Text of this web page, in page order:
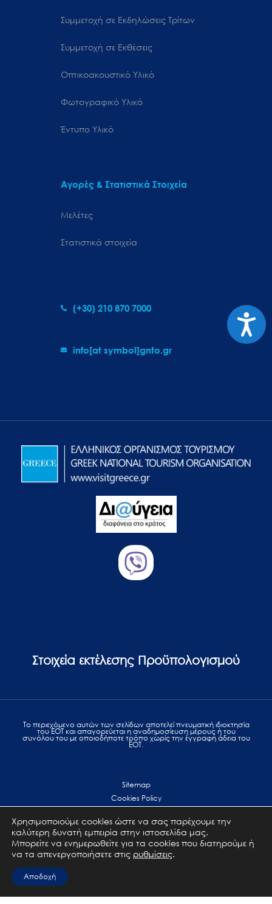
Συμμετοχή σε Εκδηλώσεις Τρίτων
Συμμετοχή σε Εκθέσεις
Οπτικοακουστικό Υλικό
Φωτογραφικό Υλικό
Έντυπο Υλικό
Αγορές & Στατιστικά Στοιχεία
Μελέτες
Στατιστικά στοιχεία
(+30) 210 870 7000
info[at symbol]gnto.gr
Στοιχεία εκτέλεσης Προϋπολογισμού
Το περιεχόμενο αυτών των σελίδων αποτελεί πvευματική ιδιοκτησία
του ΕΟΤ και απαγορεύεται η αναδημοσίευση μέρους ή του
συνόλου του με οποιοδήποτε τρόπο χωρίς την έγγραφη άδεια του
ΕΟΤ.
Sitemap
Cookies Policy
Terms of use
Επικοινωνία
Χρησιμοποιούμε cookies ώστε να σας παρέχουμε την
καλύτερη δυνατή εμπειρία στην ιστοσελίδα μας.
Μπορείτε να ενημερωθείτε για τα cookies που διατηρούμε ή
να τα απενεργοποιήσετε στις ρυθμίσεις.
Αποδοχή